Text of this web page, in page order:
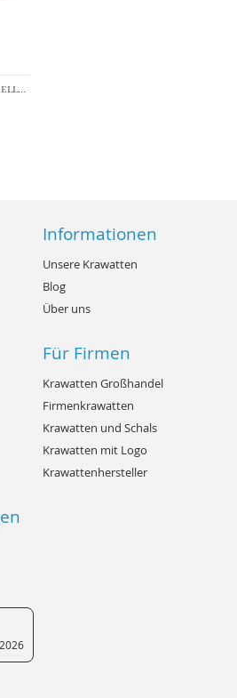
Business-Krawatte braun/hellblau
Informationen
Unsere Krawatten
Blog
Über uns
Für Firmen
Krawatten Großhandel
Firmenkrawatten
Krawatten und Schals
Krawatten mit Logo
Krawattenhersteller